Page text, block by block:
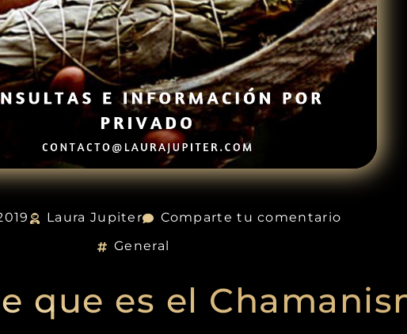
Laura Jupiter
Comparte tu comentario
General
que es el